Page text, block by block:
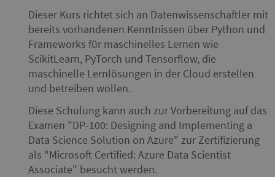
Dieser Kurs richtet sich an Datenwissenschaftler mit
bereits vorhandenen Kenntnissen über Python und
Frameworks für maschinelles Lernen wie
ScikitLearn, PyTorch und Tensorflow, die
maschinelle Lernlösungen in der Cloud erstellen
und betreiben wollen.
Diese Schulung kann auch zur Vorbereitung auf das
Examen
DP-100: Designing and Implementing a
Data Science Solution on Azure zur Zertifizierung
als
Microsoft Certified: Azure Data Scientist
Associate
besucht werden.